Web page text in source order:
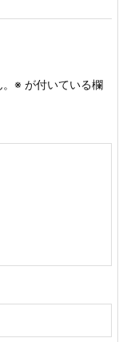
※ が付いている欄